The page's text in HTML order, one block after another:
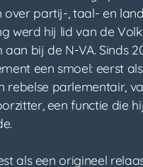
over partij-, taal- en
werd hij lid van de
aan bij de N-VA. Sinds
een smoel: eerst als
rebelse parlementair,
een functie die
als een origineel